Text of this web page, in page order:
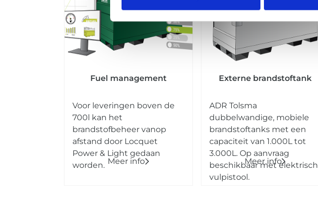
Fuel management
Voor leveringen boven de
700l kan het
brandstofbeheer vanop
afstand door Locquet
Power & Light gedaan
worden. Meer info
Externe brandstoftank
ADR Tolsma
dubbelwandige, mobiele
brandstoftanks met een
capaciteit van 1.000L tot
3.000L. Op aanvraag
beschikbaar met elektrisch
vulpistool.
Meer info